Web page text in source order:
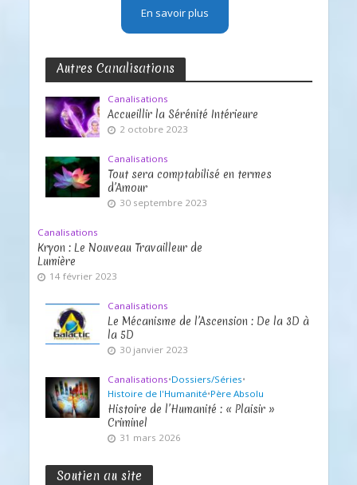
En savoir plus
Autres Canalisations
Canalisations
Accueillir la Sérénité Intérieure
2 octobre 2023
Canalisations
Tout sera comptabilisé en termes
d’Amour
30 septembre 2023
Canalisations
Kryon : Le Nouveau Travailleur de
Lumière
14 février 2023
Canalisations
Le Mécanisme de l’Ascension : De la 3D à
la 5D
30 janvier 2023
Canalisations•Dossiers/Séries•
Histoire de l'Humanité•Père Absolu
Histoire de l’Humanité : « Plaisir »
Criminel
31 mars 2026
Soutien au site